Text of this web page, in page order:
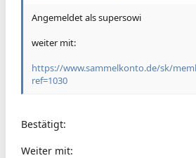
Angemeldet als supersowi
weiter mit:
https://www.sammelkonto.de/sk/
ref=1030
Bestätigt:
Weiter mit: